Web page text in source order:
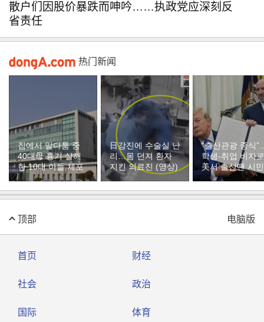
散户们因股价暴跌而呻吟……执政党应深刻反
省责任
热门新闻
집에서 말다툼 중
40대母 흉기 살해
한 10대 아들 체포
日강진에 수술실 난
리…몸 던져 환자
지킨 의료진 (영상)
“출산관광 종식
학생-취업 비자로
美서 출산땐 시
제한
顶部 电脑版
首页 财经
社会 政治
国际 体育